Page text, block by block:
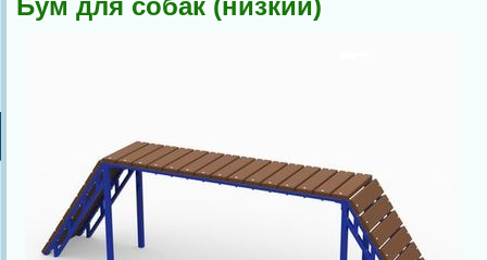
Бум для собак (низкий)